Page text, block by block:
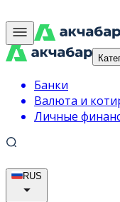
Банки
Валюта и
Личные
RUS